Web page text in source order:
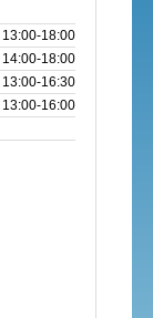
13:00‑18:00
14:00‑18:00
13:00‑16:30
13:00‑16:00